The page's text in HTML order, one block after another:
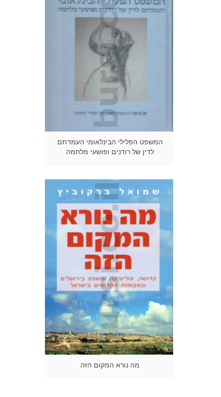
המשפט הפלילי הבינלאומי העמדתם
לדין של רודנים ופושעי מלחמה
מה נורא המקום הזה